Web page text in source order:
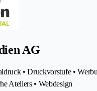
AG
• Druckvorstufe •
Ateliers • Webdesign